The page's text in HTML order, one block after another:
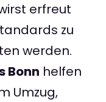
erfreut
zu
werden.
Bonn helfen
Umzug,